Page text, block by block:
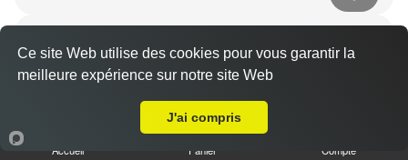
Dès10.00 €
Base sauce tomate, fromage, viande hachée, boursin,
Accueil Panier Compte
Ce site Web utilise des cookies pour vous garantir la
meilleure expérience sur notre site Web
J'ai compris